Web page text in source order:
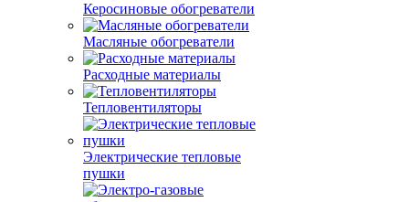
Керосиновые обогреватели
Масляные обогреватели
Расходные материалы
Тепловентиляторы
Электрические тепловые
пушки